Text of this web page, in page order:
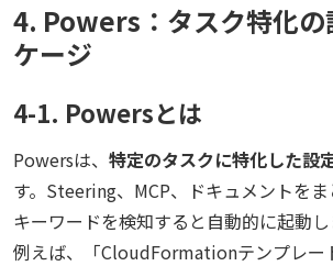
4. Powers：タスク特化の
ケージ
4-1. Powersとは
Powersは、 特定のタスクに特化した設
す。Steering、MCP、ドキュメントをま
キーワードを検知すると自動的に起動し
例えば、「CloudFormationテンプレー